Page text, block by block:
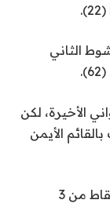
الثاني
الأخيرة، لكن
الأيمن
وعززت النمسا صدارتها للمجموعة مع 7 نقاط من 3